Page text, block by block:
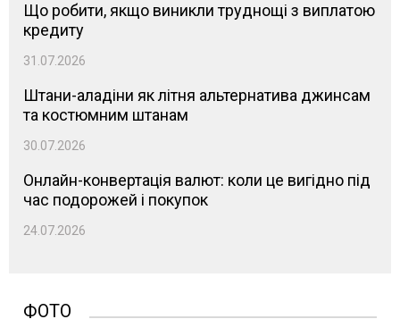
Що робити, якщо виникли труднощі з виплатою
кредиту
31.07.2026
Штани-аладіни як літня альтернатива джинсам
та костюмним штанам
30.07.2026
Онлайн-конвертація валют: коли це вигідно під
час подорожей і покупок
24.07.2026
ФОТО